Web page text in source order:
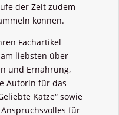
der Zeit zudem
können.
Fachartikel
liebsten über
und Ernährung,
Autorin für das
Katze“ sowie
für